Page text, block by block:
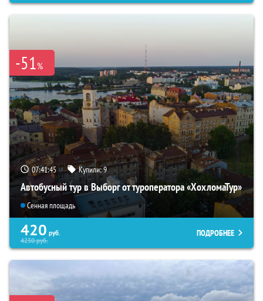
-51%
07:41:42 Купили:9
Автобусный тур в Выборг от туроператора «ХохломаТур»
Сенная площадь
420 руб.
4230руб.
ПОДРОБНЕЕ